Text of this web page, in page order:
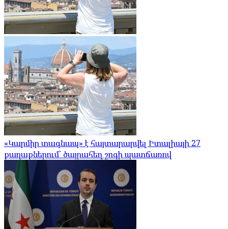
«Կարմիր տագնապ» է հայտարարվել Իտալիայի 27
քաղաքներում՝ ծայրահեղ շոգի պատճառով